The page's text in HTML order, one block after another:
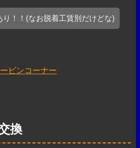
り！！(なお脱着工賃別だけどな)
ビンコーナー
換